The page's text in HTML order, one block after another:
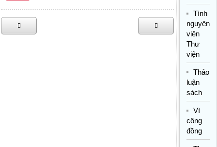
Tình
nguyện
viên
Thư
viện
Thảo
luận
sách
Vì
cộng
đồng